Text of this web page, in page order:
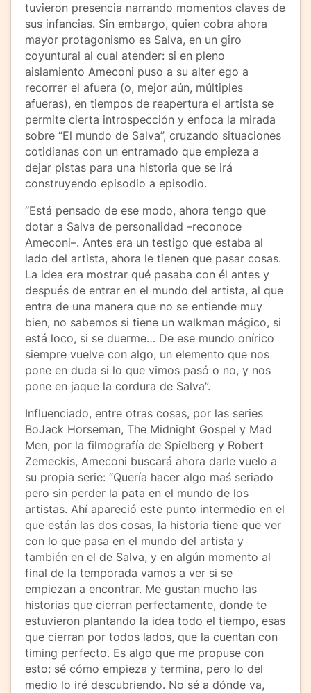
tuvieron presencia narrando momentos claves de
sus infancias. Sin embargo, quien cobra ahora
mayor protagonismo es Salva, en un giro
coyuntural al cual atender: si en pleno
aislamiento Ameconi puso a su alter ego a
recorrer el afuera (o, mejor aún, múltiples
afueras), en tiempos de reapertura el artista se
permite cierta introspección y enfoca la mirada
sobre “El mundo de Salva”, cruzando situaciones
cotidianas con un entramado que empieza a
dejar pistas para una historia que se irá
construyendo episodio a episodio.
“Está pensado de ese modo, ahora tengo que
dotar a Salva de personalidad –reconoce
Ameconi–. Antes era un testigo que estaba al
lado del artista, ahora le tienen que pasar cosas.
La idea era mostrar qué pasaba con él antes y
después de entrar en el mundo del artista, al que
entra de una manera que no se entiende muy
bien, no sabemos si tiene un walkman mágico, si
está loco, si se duerme… De ese mundo onírico
siempre vuelve con algo, un elemento que nos
pone en duda si lo que vimos pasó o no, y nos
pone en jaque la cordura de Salva”.
Influenciado, entre otras cosas, por las series
BoJack Horseman, The Midnight Gospel y Mad
Men, por la filmografía de Spielberg y Robert
Zemeckis, Ameconi buscará ahora darle vuelo a
su propia serie: “Quería hacer algo maś seriado
pero sin perder la pata en el mundo de los
artistas. Ahí apareció este punto intermedio en el
que están las dos cosas, la historia tiene que ver
con lo que pasa en el mundo del artista y
también en el de Salva, y en algún momento al
final de la temporada vamos a ver si se
empiezan a encontrar. Me gustan mucho las
historias que cierran perfectamente, donde te
estuvieron plantando la idea todo el tiempo, esas
que cierran por todos lados, que la cuentan con
timing perfecto. Es algo que me propuse con
esto: sé cómo empieza y termina, pero lo del
medio lo iré descubriendo. No sé a dónde va,